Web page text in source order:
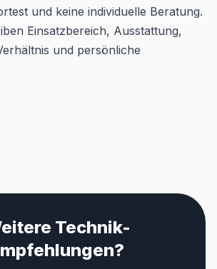
und keine individuelle Beratung.
Einsatzbereich, Ausstattung,
und persönliche
Technik-